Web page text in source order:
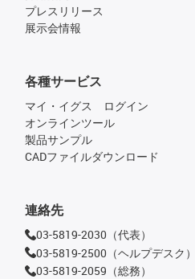
プレスリリース
展示会情報
各種サービス
マイ・イグス ログイン
オンラインツール
製品サンプル
CADファイルダウンロード
連絡先
03-5819-2030（代表）
03-5819-2500（ヘルプデスク）
03-5819-2059（総務）